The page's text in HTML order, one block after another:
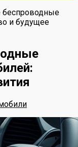
и будущее